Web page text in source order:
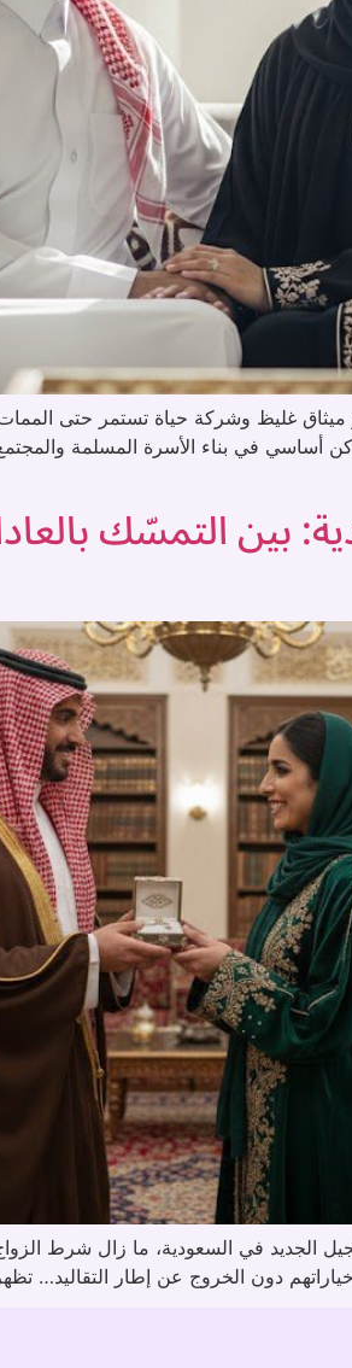
في بناء الأسرة المسلمة والمجتمع
بين التمسّك
الجديد في السعودية، ما زال شرط
دون الخروج عن إطار التقاليد…